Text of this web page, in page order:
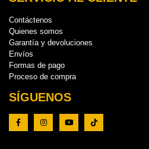
Contáctenos
Quienes somos
Garantía y devoluciones
Envíos
Formas de pago
Proceso de compra
SÍGUENOS